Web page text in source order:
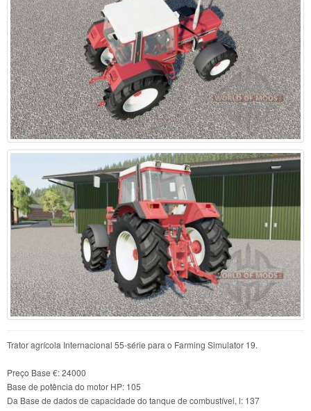
Trator agrícola Internacional 55-série para o Farming Simulator 19.
Preço Base €: 24000
Base de potência do motor HP: 105
Da Base de dados de capacidade do tanque de combustível, l: 137